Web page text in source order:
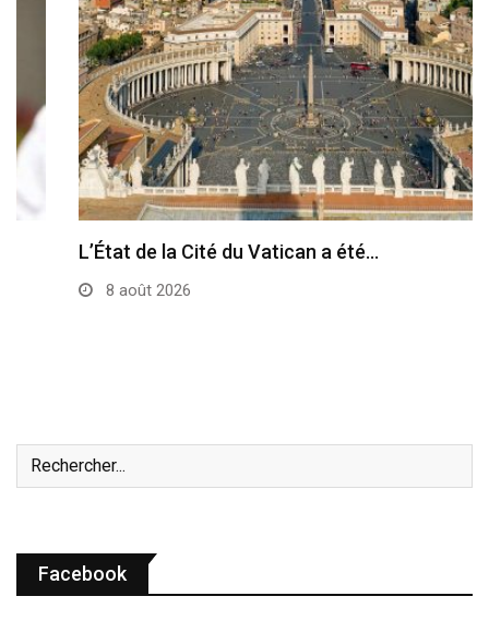
L’État de la Cité du Vatican a été…
8 août 2026
Facebook